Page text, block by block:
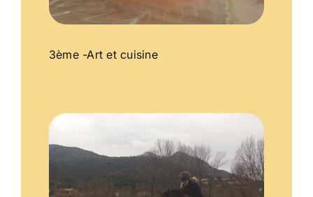
3ème -Art et cuisine